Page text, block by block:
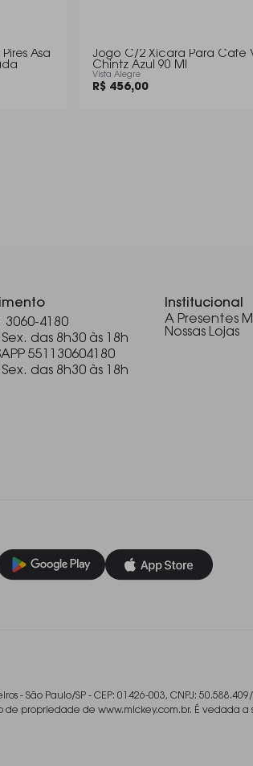
Asa
Jogo C/2 Xicara Para Cafe
Chintz Azul 90 Ml
Vista Alegre
R$ 456,00
3060-4180
das 8h30 às 18h
551130604180
das 8h30 às 18h
Institucional
A Presentes
Nossas Lojas
- São Paulo/SP - CEP: 01426-003, CNPJ:
de propriedade de www.mickey.com.br. É vedada